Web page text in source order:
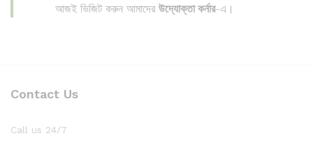
আজই ভিজিট করুন আমাদের উদ্যোক্তা কর্নার-এ।
Contact Us
Call us 24/7